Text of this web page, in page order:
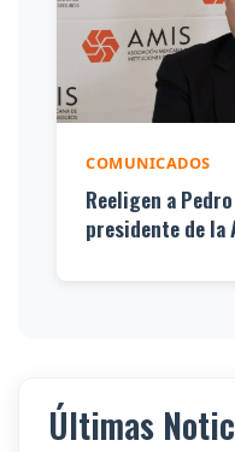
COMUNICADOS
Reeligen a
presidente de la
Últimas